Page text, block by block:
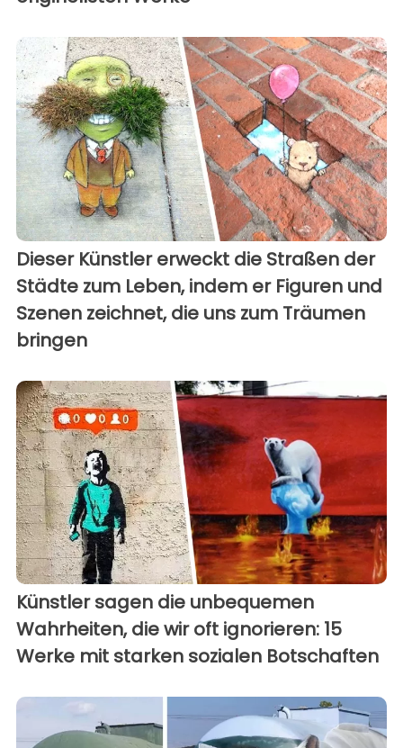
Dieser Künstler erweckt die Straßen der
Städte zum Leben, indem er Figuren und
Szenen zeichnet, die uns zum Träumen
bringen
Künstler sagen die unbequemen
Wahrheiten, die wir oft ignorieren: 15
Werke mit starken sozialen Botschaften